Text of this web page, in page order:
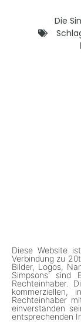
Die
Diese Website
Verbindung zu
Bilder, Logos,
Simpsons' sind
Rechteinhaber.
kommerziellen,
Rechteinhaber
einverstanden
entsprechenden